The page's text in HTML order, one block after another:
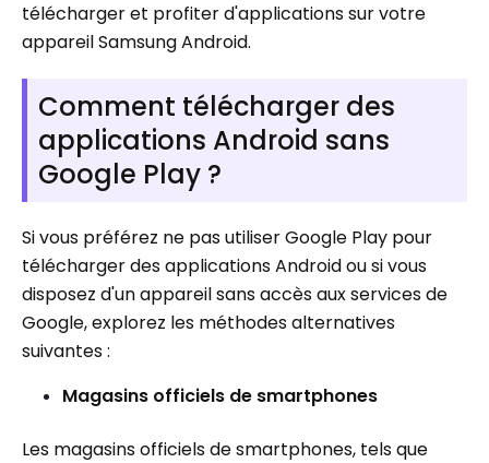
télécharger et profiter d'applications sur votre
appareil Samsung Android.
Comment télécharger des
applications Android sans
Google Play ?
Si vous préférez ne pas utiliser Google Play pour
télécharger des applications Android ou si vous
disposez d'un appareil sans accès aux services de
Google, explorez les méthodes alternatives
suivantes :
Magasins officiels de smartphones
Les magasins officiels de smartphones, tels que